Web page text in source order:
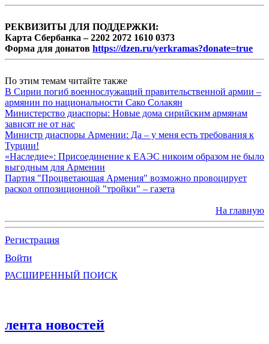
РЕКВИЗИТЫ ДЛЯ ПОДДЕРЖКИ:
Карта Сбербанка – 2202 2072 1610 0373
Форма для донатов https://dzen.ru/yerkramas?donate=true
По этим темам читайте также
В Сирии погиб военнослужащий правительственной армии –
армянин по национальности Сако Солакян
Министерство диаспоры: Новые дома сирийским армянам
зависят не от нас
Министр диаспоры Армении: Да – у меня есть требования к
Турции!
«Наследие»: Присоединение к ЕАЭС никоим образом не было
выгодным для Армении
Партия "Процветающая Армения" возможно провоцирует
раскол оппозиционной "тройки" – газета
На главную
Регистрация
Войти
РАСШИРЕННЫЙ ПОИСК
лента новостей